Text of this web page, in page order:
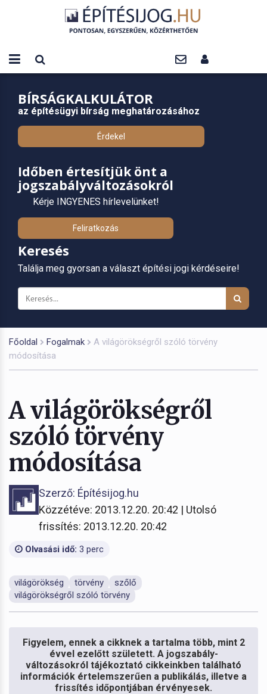
BÍRSÁGKALKULÁTOR
az építésügyi bírság meghatározásához
Érdekel
Időben értesítjük önt a
jogszabályváltozásokról
Kérje INGYENES hírlevelünket!
Feliratkozás
Keresés
Találja meg gyorsan a választ építési jogi kérdéseire!
Főoldal Fogalmak
A világörökségről szóló törvény
módosítása
A világörökségről
szóló törvény
módosítása
Szerző: Építésijog.hu
Közzétéve: 2013.12.20. 20:42 | Utolsó
frissítés: 2013.12.20. 20:42
Olvasási idő: 3 perc
világörökség törvény
szőlő
világörökségről szóló törvény
Figyelem, ennek a cikknek a tartalma több, mint 2
évvel ezelőtt született. A jogszabály-
változásokról tájékoztató cikkeinkben található
információk értelemszerűen a publikálás, illetve a
frissítés időpontjában érvényesek.